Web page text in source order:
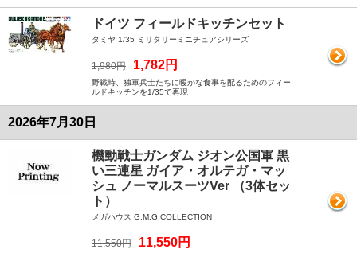
ドイツ フィールドキッチンセット
タミヤ 1/35 ミリタリーミニチュアシリーズ
1,980円 1,782円
野戦時、独軍兵士たちに暖かな食事を配るためのフィー
ルドキッチンを1/35で再現
2026年7月30日
機動戦士ガンダム ジオン公国軍 黒
い三連星 ガイア・オルテガ・マッ
シュ ノーマルスーツVer （3体セッ
ト）
メガハウス G.M.G.COLLECTION
11,550円 11,550円